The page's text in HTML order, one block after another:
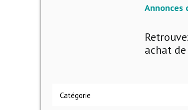
Annonces
achat
Catégorie